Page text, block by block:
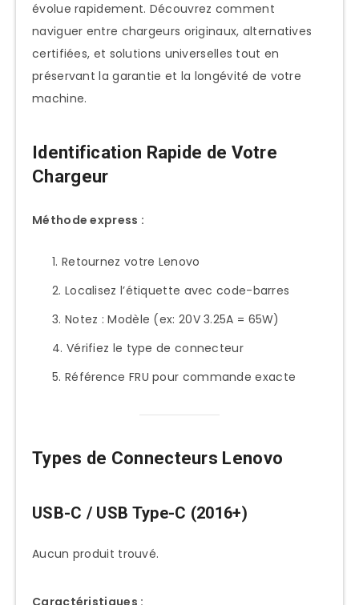
IdeaPad Gaming / LOQ Series
Yoga Convertibles Premium
IdeaPad Slim / Standard
Chargeurs Legion Gaming
Legion 5 Pro / Legion 5
Identification du Bon Chargeur
Méthode 3 : Support Lenovo Online
Gamme 170W-300W
Où Acheter Original
Kensington Premium
évolue rapidement. Découvrez comment
naviguer entre chargeurs originaux, alternatives
certifiées, et solutions universelles tout en
préservant la garantie et la longévité de votre
machine.
Identification Rapide de Votre
Chargeur
Méthode express :
Retournez votre Lenovo
Localisez l’étiquette avec code-barres
Notez : Modèle (ex: 20V 3.25A = 65W)
Vérifiez le type de connecteur
Référence FRU pour commande exacte
Types de Connecteurs Lenovo
USB-C / USB Type-C (2016+)
Aucun produit trouvé.